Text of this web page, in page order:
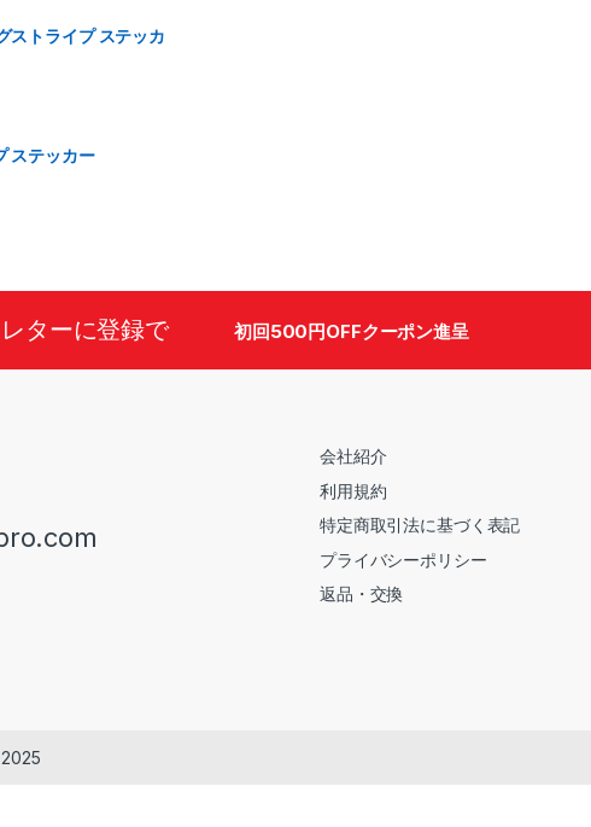
ストライプ ステッカ
ステッカー
ターに登録で 初回500円OFFクーポン進呈
会社紹介
利用規約
特定商取引法に基づく表記
プライバシーポリシー
返品・交換